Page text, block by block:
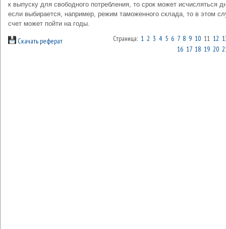
к выпуску для свободного потребления, то срок может исчисляться
если выбирается, например, режим таможенного склада, то в этом
счет может пойти на годы.
Скачать реферат Страница: 1 2 3 4 5 6 7 8 9 10 11 12
16 17 18 19 20